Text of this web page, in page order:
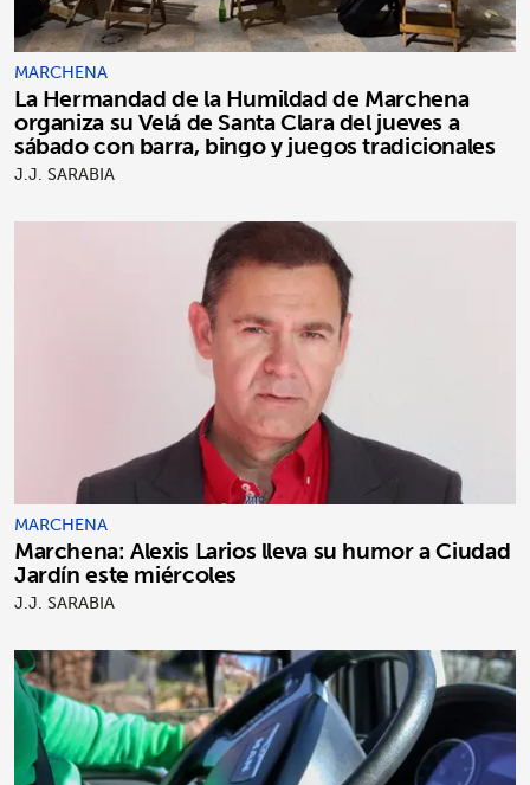
MARCHENA
La Hermandad de la Humildad de Marchena
organiza su Velá de Santa Clara del jueves a
sábado con barra, bingo y juegos tradicionales
J.J. SARABIA
MARCHENA
Marchena: Alexis Larios lleva su humor a Ciudad
Jardín este miércoles
J.J. SARABIA